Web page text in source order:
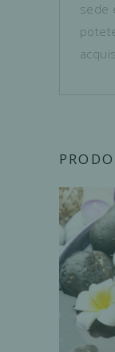
sede